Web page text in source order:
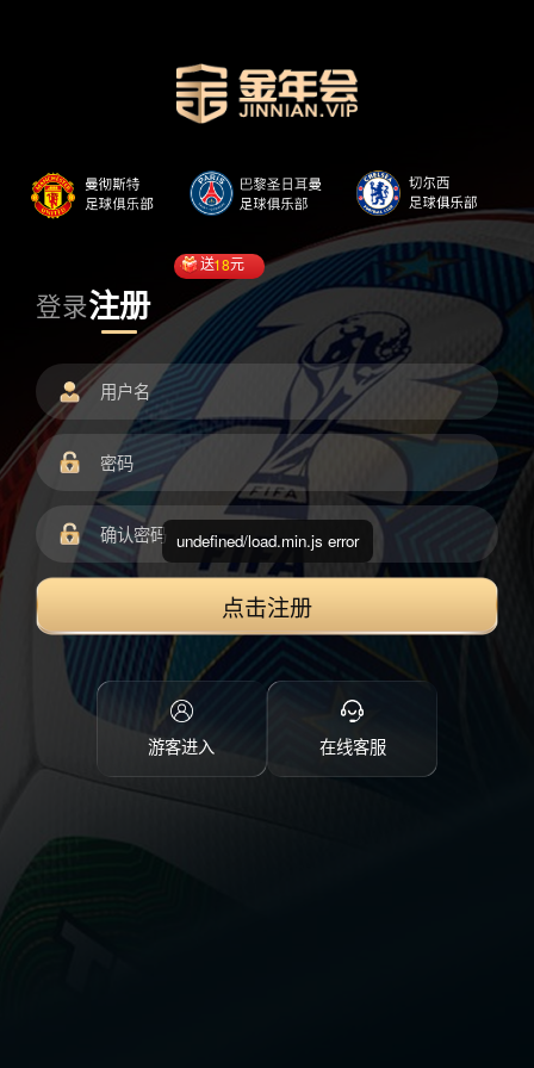
登录注册
送18元
点击注册
游客进入 在线客服
undefined/load.min.js error